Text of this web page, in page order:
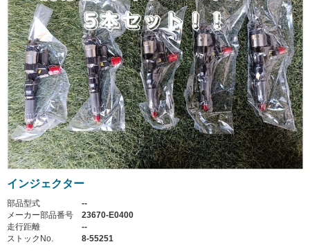
インジェクター
部品型式
--
メーカー部品番号
23670-E0400
走行距離
--
ストックNo.
8-55251